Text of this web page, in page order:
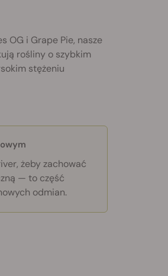
OG i Grape Pie, nasze
rośliny o szybkim
stężeniu
żeby zachować
— to część
odmian.